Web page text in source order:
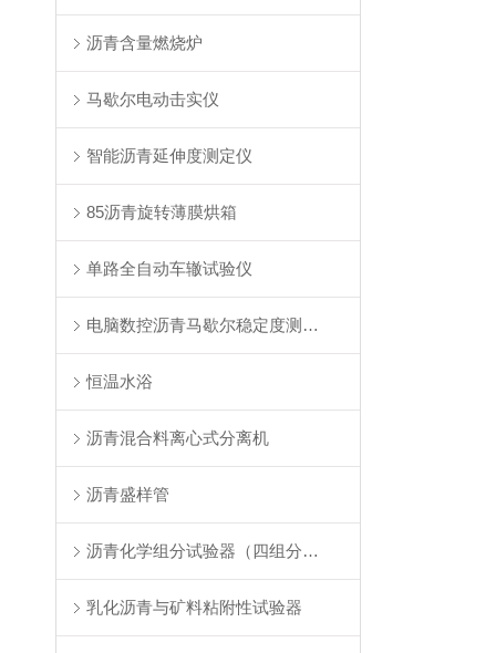
沥青含量燃烧炉
马歇尔电动击实仪
智能沥青延伸度测定仪
85沥青旋转薄膜烘箱
单路全自动车辙试验仪
电脑数控沥青马歇尔稳定度测定仪
恒温水浴
沥青混合料离心式分离机
沥青盛样管
沥青化学组分试验器（四组分法）
乳化沥青与矿料粘附性试验器